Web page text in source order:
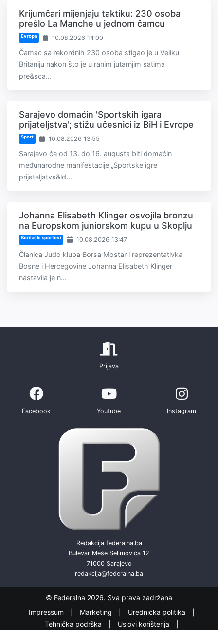
Krijumčari mijenjaju taktiku: 230 osoba
prešlo La Manche u jednom čamcu
Evropa 10.08.2026 14:00
Čamac sa rekordnih 230 osoba stigao je u Veliku
Britaniju nakon što je u ranim jutarnjim satima
pre&sca...
Sarajevo domaćin 'Sportskih igara
prijateljstva'; stižu učesnici iz BiH i Evrope
Sport 10.08.2026 13:55
Sarajevo će od 13. do 16. augusta biti domaćin
međunarodne manifestacije „Sportske igre
prijateljstva&ld...
Johanna Elisabeth Klinger osvojila bronzu
na Europskom juniorskom kupu u Skoplju
Borilački sportovi 10.08.2026 13:47
Članica Judo kluba Borsa Mostar i reprezentativka
Bosne i Hercegovine Johanna Elisabeth Klinger
nastavila je n...
Prijava
Facebook Youtube Instagram
Redakcija federalna.ba
Bulevar Meše Selimovića 12
71000 Sarajevo
redakcija@federalna.ba
© Federalna 2026. Sva prava zadržana
Impressum
Marketing
Urednička politika
Tehnička podrška
Uslovi korištenja